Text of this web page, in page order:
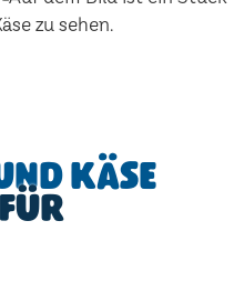
Käse
für